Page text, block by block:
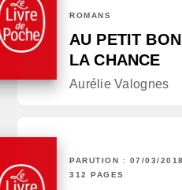
ROMANS
AU PETIT
LA CHANCE
Aurélie Valognes
PARUTION : 07/03/2018
312 PAGES